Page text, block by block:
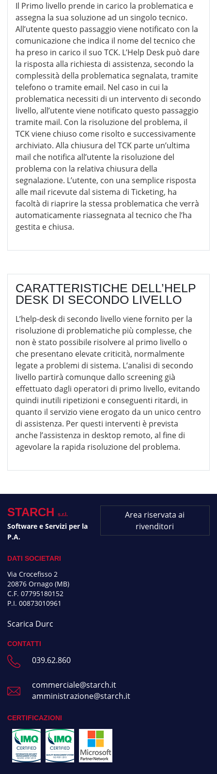
Il Primo livello prende in carico la problematica e
assegna la sua soluzione ad un singolo tecnico.
All’utente questo passaggio viene notificato con la
comunicazione che indica il nome del tecnico che
ha preso in carico il suo TCK. L’Help Desk può dare
la risposta alla richiesta di assistenza, secondo la
complessità della problematica segnalata, tramite
telefono o tramite email. Nel caso in cui la
problematica necessiti di un intervento di secondo
livello, all’utente viene notificato questo passaggio
tramite mail. Con la risoluzione del problema, il
TCK viene chiuso come risolto e successivamente
archiviato. Alla chiusura del TCK parte un’ultima
mail che notifica all’utente la risoluzione del
problema con la relativa chiusura della
segnalazione. L’utente, con una semplice risposta
alle mail ricevute dal sistema di Ticketing, ha
facoltà di riaprire la stessa problematica che verrà
automaticamente riassegnata al tecnico che l’ha
gestita e chiusa.
CARATTERISTICHE DELL’HELP
DESK DI SECONDO LIVELLO
L’help-desk di secondo livello viene fornito per la
risoluzione di problematiche più complesse, che
non è stato possibile risolvere al primo livello o
che presentano elevate criticità, normalmente
legate a problemi di sistema. L’analisi di secondo
livello partirà comunque dallo screening già
effettuato dagli operatori di primo livello, evitando
quindi inutili ripetizioni e conseguenti ritardi, in
quanto il servizio viene erogato da un unico centro
di assistenza. Per questi interventi è prevista
anche l’assistenza in desktop remoto, al fine di
agevolare la rapida risoluzione del problema.
STARCH s.r.l.
Software e Servizi per la
P.A.
Area riservata ai
rivenditori
DATI SOCIETARI
Via Crocefisso 2
20876 Ornago (MB)
C.F. 07795180152
P.I. 00873010961
Scarica Durc
CONTATTI
039.62.860
commerciale@starch.it
amministrazione@starch.it
CERTIFICAZIONI